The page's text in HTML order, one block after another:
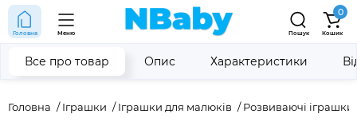
Головна Меню Пошук
0
Кошик
Головна Іграшки Іграшки для малюків Розвиваючі іграшки
Все про товар Опис Характеристики